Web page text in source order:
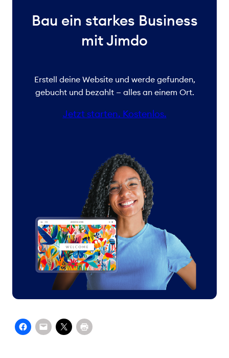
Bau ein starkes Business
mit Jimdo
Erstell deine Website und werde gefunden,
gebucht und bezahlt — alles an einem Ort.
Jetzt starten. Kostenlos.